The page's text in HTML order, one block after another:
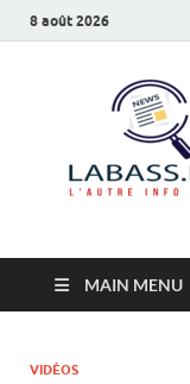
8 août 2026
MAIN MENU
VIDÉOS